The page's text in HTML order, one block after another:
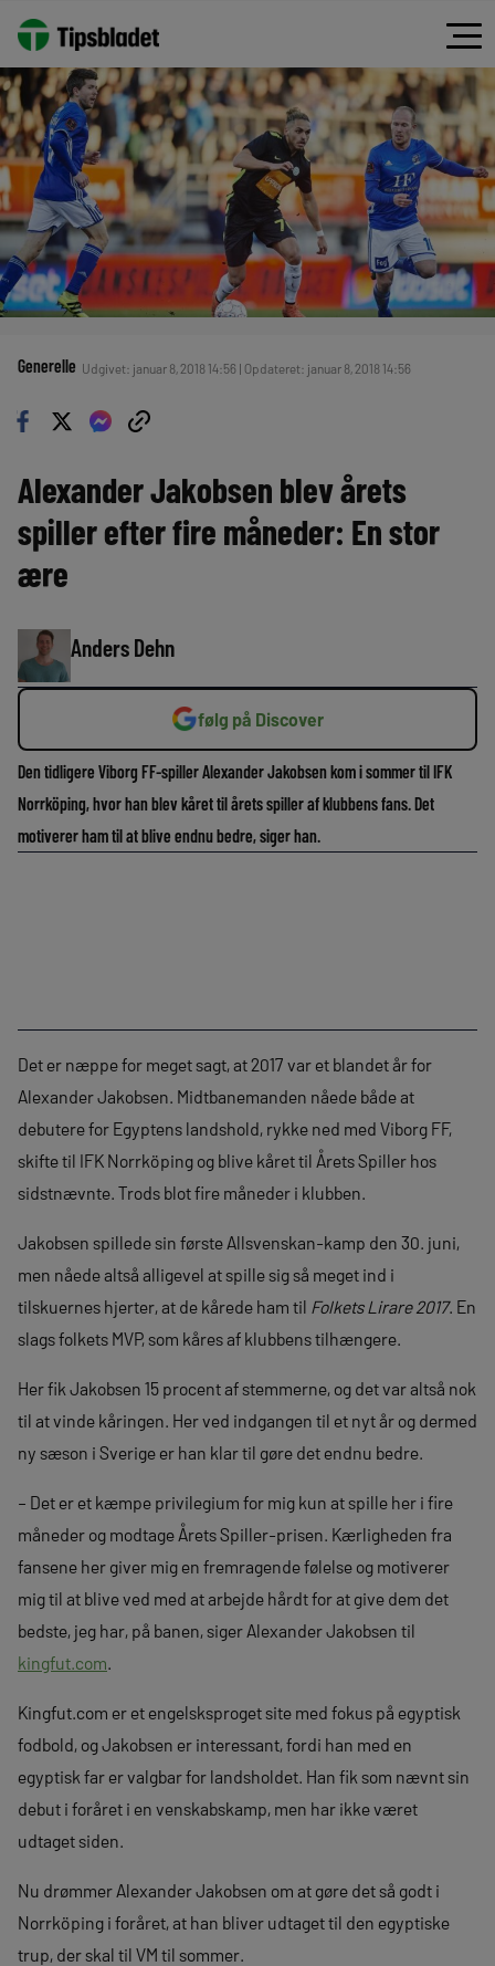
Generelle Udgivet: januar 8, 2018 14:56 | Opdateret: januar 8, 2018 14:56
Alexander Jakobsen blev årets
spiller efter fire måneder: En stor
ære
Anders Dehn
følg på Discover
Den tidligere Viborg FF-spiller Alexander Jakobsen kom i sommer til IFK
Norrköping, hvor han blev kåret til årets spiller af klubbens fans. Det
motiverer ham til at blive endnu bedre, siger han.
Det er næppe for meget sagt, at 2017 var et blandet år for
Alexander Jakobsen. Midtbanemanden nåede både at
debutere for Egyptens landshold, rykke ned med Viborg FF,
skifte til IFK Norrköping og blive kåret til Årets Spiller hos
sidstnævnte. Trods blot fire måneder i klubben.
Jakobsen spillede sin første Allsvenskan-kamp den 30. juni,
men nåede altså alligevel at spille sig så meget ind i
tilskuernes hjerter, at de kårede ham til Folkets Lirare 2017. En
slags folkets MVP, som kåres af klubbens tilhængere.
Her fik Jakobsen 15 procent af stemmerne, og det var altså nok
til at vinde kåringen. Her ved indgangen til et nyt år og dermed
ny sæson i Sverige er han klar til gøre det endnu bedre.
– Det er et kæmpe privilegium for mig kun at spille her i fire
måneder og modtage Årets Spiller-prisen. Kærligheden fra
fansene her giver mig en fremragende følelse og motiverer
mig til at blive ved med at arbejde hårdt for at give dem det
bedste, jeg har, på banen, siger Alexander Jakobsen til
kingfut.com.
Kingfut.com er et engelsksproget site med fokus på egyptisk
fodbold, og Jakobsen er interessant, fordi han med en
egyptisk far er valgbar for landsholdet. Han fik som nævnt sin
debut i foråret i en venskabskamp, men har ikke været
udtaget siden.
Nu drømmer Alexander Jakobsen om at gøre det så godt i
Norrköping i foråret, at han bliver udtaget til den egyptiske
trup, der skal til VM til sommer.